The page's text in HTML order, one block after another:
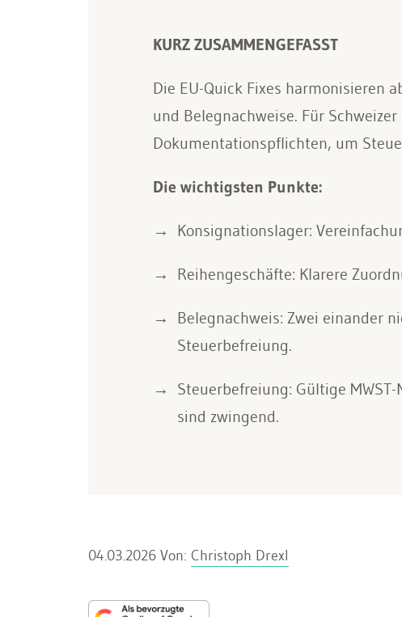
KURZ ZUSAMMENGEFASST
Die EU-Quick Fixes harmonisieren
und Belegnachweise. Für
Dokumentationspflichten, um
Die wichtigsten Punkte:
Konsignationslager:
Reihengeschäfte: Klarere
Belegnachweis: Zwei einander
Steuerbefreiung.
Steuerbefreiung: Gültige
sind zwingend.
04.03.2026 Von: Christoph Drexl